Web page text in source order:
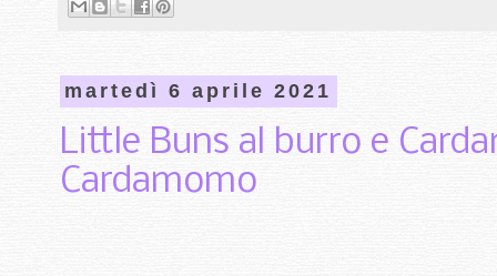
martedì 6 aprile 2021
Little Buns al burro e
Cardamomo